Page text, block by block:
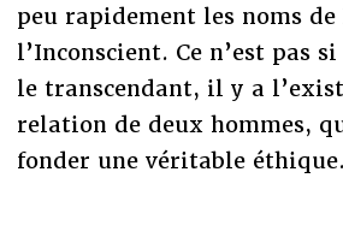
peu rapidement les noms de
l’Inconscient. Ce n’est pas
le transcendant, il y a
relation de deux hommes,
fonder une véritable éthique.